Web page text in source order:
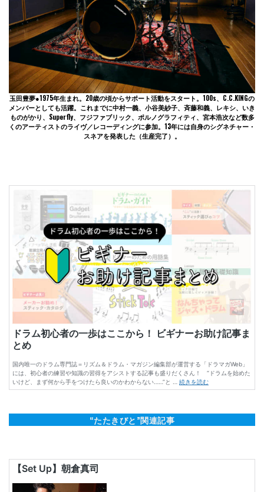
玉田豊夢●1975年生まれ。20歳の頃からサポート活動をスタート。100s、C.C.KINGの
メンバーとしても活躍。これまでに中村一義、小谷美紗子、斉藤和義、レキシ、いき
ものがかり、Superfly、フジファブリック、ポルノグラフィティ、宮本浩次など数多
くのアーティストのライヴ／レコーディングに参加。13年には自身のシグネチャー・
スネアを発表した（生産完了）。
“たたきびと”関連記事